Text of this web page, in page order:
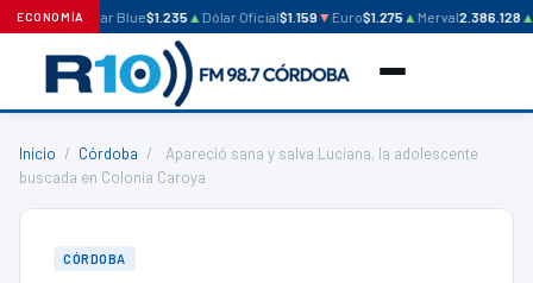
ECONOMÍADólar Blue$1.235▲ Dólar Oficial$1.159▼Euro$1.275▲ Merval2.386.128▲
Inicio / Córdoba /
Apareció sana y salva Luciana, la adolescente
buscada en Colonia Caroya
CÓRDOBA